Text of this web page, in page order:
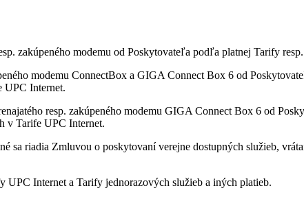
zakúpeného modemu od Poskytovateľa podľa platnej Tarify
modemu ConnectBox a GIGA Connect Box 6 od
UPC Internet.
resp. zakúpeného modemu GIGA Connect Box 6 od
v Tarife UPC Internet.
sa riadia Zmluvou o poskytovaní verejne dostupných služieb,
Internet a Tarify jednorazových služieb a iných platieb.